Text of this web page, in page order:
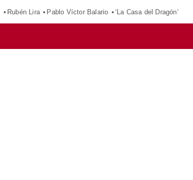
Rubén Lira Pablo Víctor Balario ‘La Casa del Dragón’